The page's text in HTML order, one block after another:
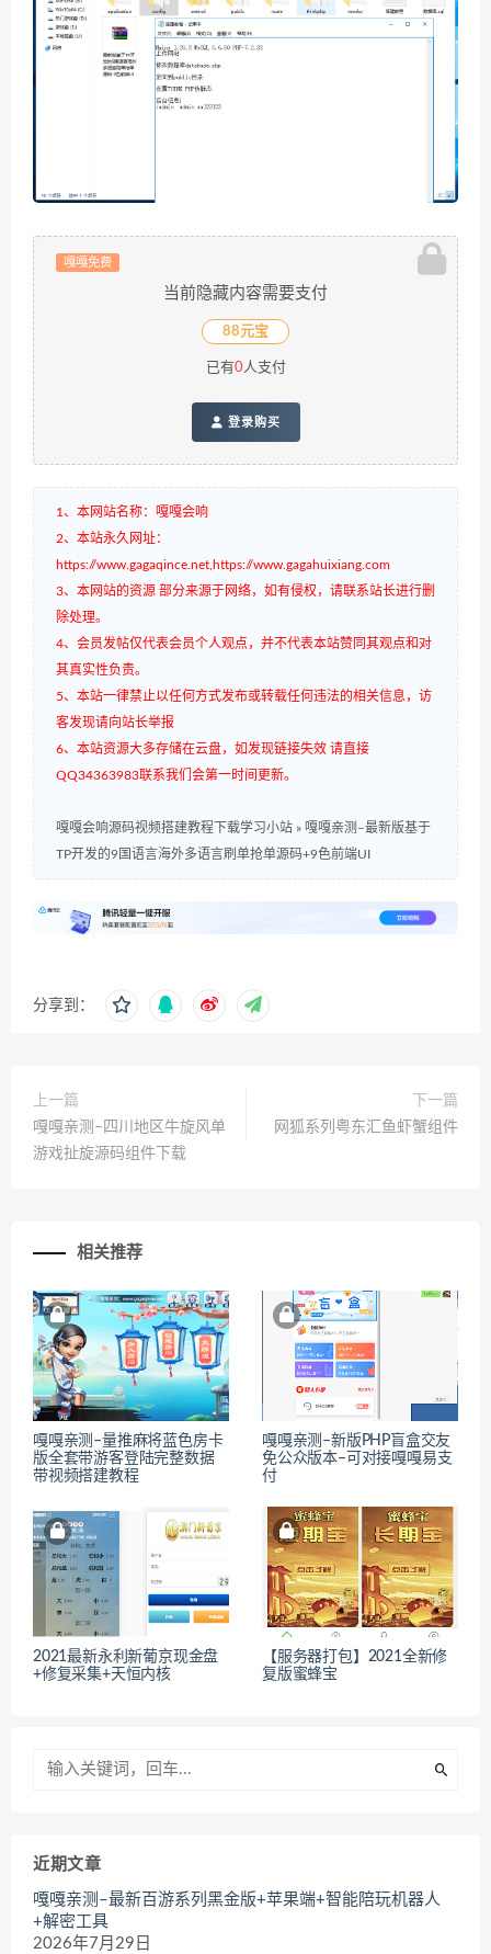
嘎嘎免费
当前隐藏内容需要支付
88元宝
已有0人支付
登录购买
1、本网站名称：嘎嘎会响
2、本站永久网址：
https://www.gagaqince.net,https://www.gagahuixiang.com
3、本网站的资源 部分来源于网络，如有侵权，请联系站长进行删
除处理。
4、会员发帖仅代表会员个人观点，并不代表本站赞同其观点和对
其真实性负责。
5、本站一律禁止以任何方式发布或转载任何违法的相关信息，访
客发现请向站长举报
6、本站资源大多存储在云盘，如发现链接失效 请直接
QQ34363983联系我们会第一时间更新。
嘎嘎会响源码视频搭建教程下载学习小站 » 嘎嘎亲测–最新版基于
TP开发的9国语言海外多语言刷单抢单源码+9色前端UI
分享到：
上一篇
嘎嘎亲测–四川地区牛旋风单
游戏扯旋源码组件下载
下一篇
网狐系列粤东汇鱼虾蟹组件
相关推荐
嘎嘎亲测–量推麻将蓝色房卡
版全套带游客登陆完整数据
带视频搭建教程
嘎嘎亲测–新版PHP盲盒交友
免公众版本–可对接嘎嘎易支
付
2021最新永利新葡京现金盘
+修复采集+天恒内核
【服务器打包】2021全新修
复版蜜蜂宝
近期文章
嘎嘎亲测–最新百游系列黑金版+苹果端+智能陪玩机器人
+解密工具
2026年7月29日